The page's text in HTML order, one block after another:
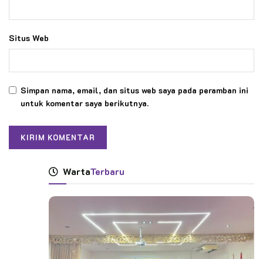
Situs Web
Simpan nama, email, dan situs web saya pada peramban ini
untuk komentar saya berikutnya.
WartaTerbaru